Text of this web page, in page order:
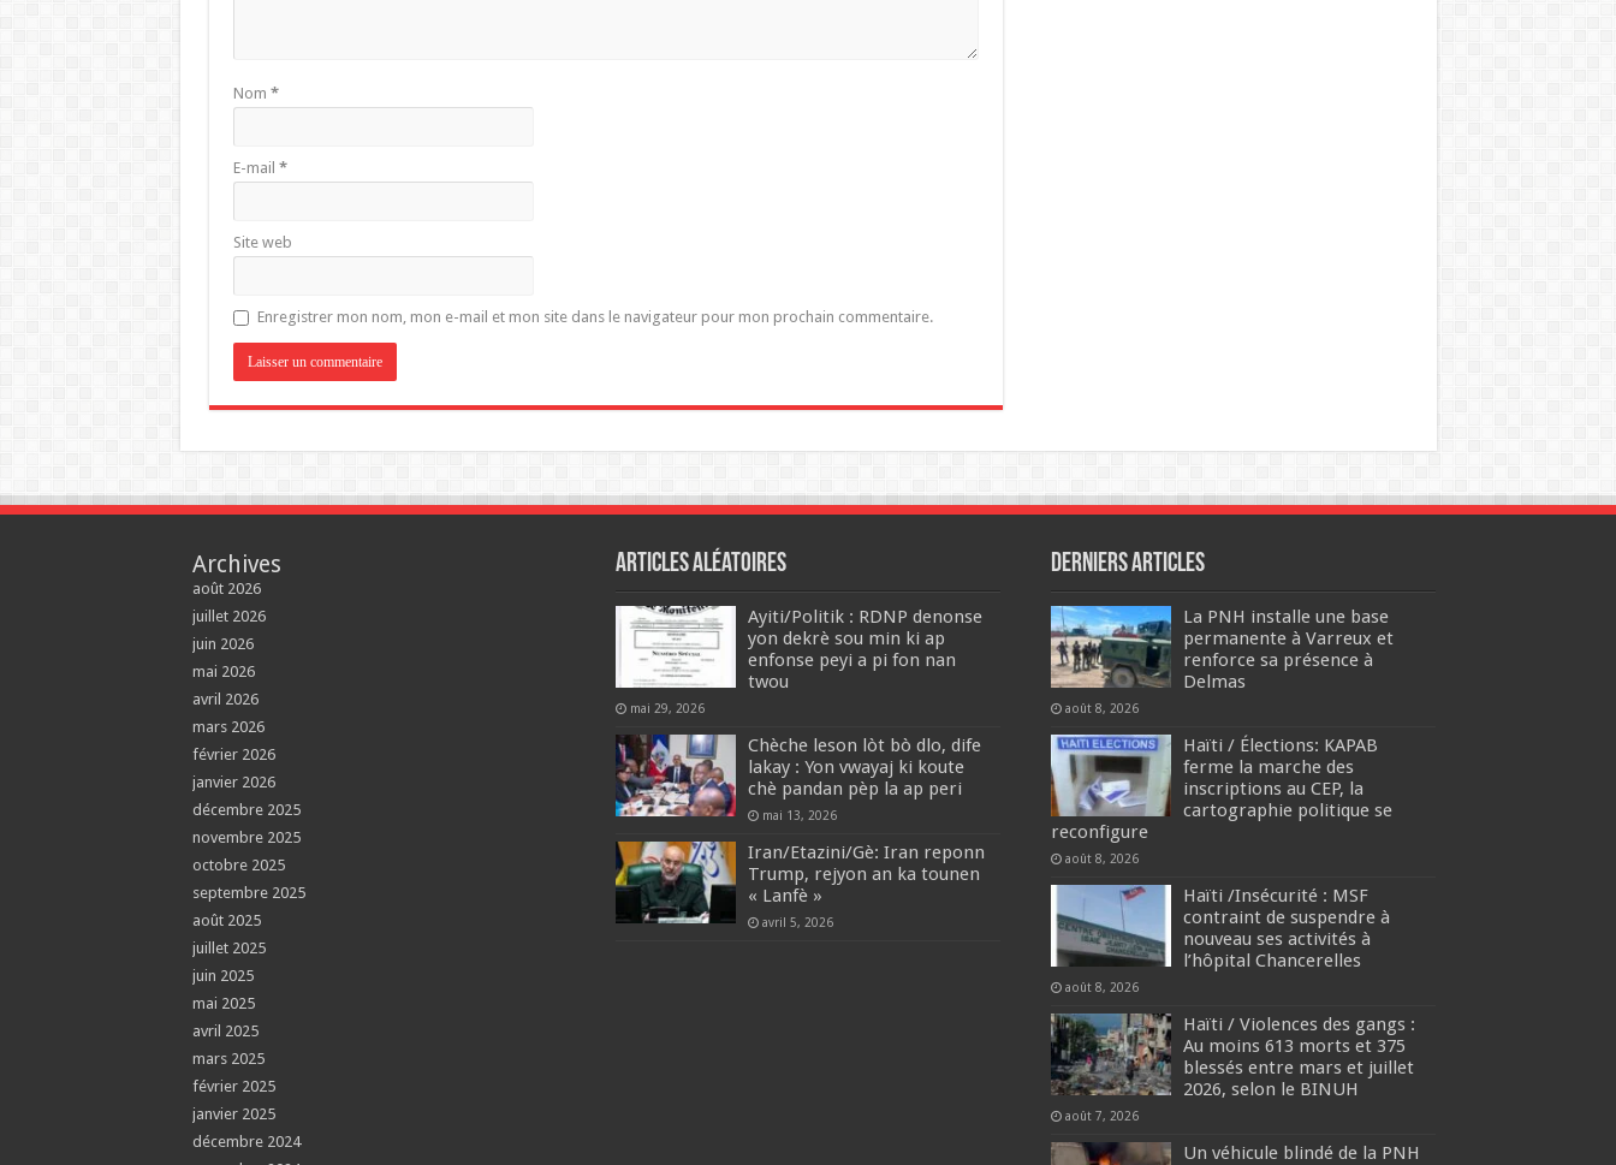
Nom *
E-mail *
Site web
Enregistrer mon nom, mon e-mail et mon site dans le navigateur pour mon prochain commentaire.
Archives
août 2026
juillet 2026
juin 2026
mai 2026
avril 2026
mars 2026
février 2026
janvier 2026
décembre 2025
novembre 2025
octobre 2025
septembre 2025
août 2025
juillet 2025
juin 2025
mai 2025
avril 2025
mars 2025
février 2025
janvier 2025
décembre 2024
Articles aléatoires
Ayiti/Politik : RDNP denonse
yon dekrè sou min ki ap
enfonse peyi a pi fon nan
twou
mai 29, 2026
Chèche leson lòt bò dlo, dife
lakay : Yon vwayaj ki koute
chè pandan pèp la ap peri
mai 13, 2026
Iran/Etazini/Gè: Iran reponn
Trump, rejyon an ka tounen
« Lanfè »
avril 5, 2026
Derniers articles
La PNH installe une base
permanente à Varreux et
renforce sa présence à
Delmas
août 8, 2026
Haïti / Élections: KAPAB
ferme la marche des
inscriptions au CEP, la
cartographie politique se
reconfigure
août 8, 2026
Haïti /Insécurité : MSF
contraint de suspendre à
nouveau ses activités à
l’hôpital Chancerelles
août 8, 2026
Haïti / Violences des gangs :
Au moins 613 morts et 375
blessés entre mars et juillet
2026, selon le BINUH
août 7, 2026
Un véhicule blindé de la PNH